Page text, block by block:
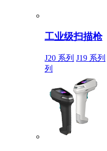
工业级扫描枪
J20 系列 J19 系列
列